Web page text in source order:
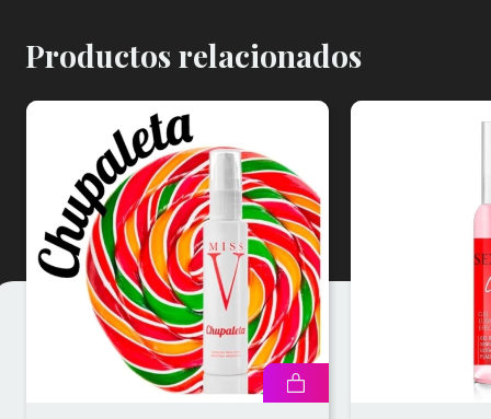
Productos relacionados